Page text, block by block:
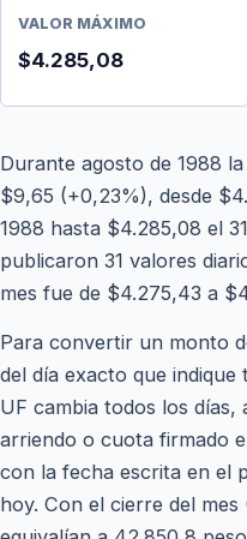
VALOR MÁXIMO
$4.285,08
Durante agosto de 1988
$9,65 (+0,23%), desde
1988 hasta $4.285,08 el
publicaron 31 valores
mes fue de $4.275,43 a
Para convertir un monto
del día exacto que
UF cambia todos los días,
arriendo o cuota firmado
con la fecha escrita en el
hoy. Con el cierre del